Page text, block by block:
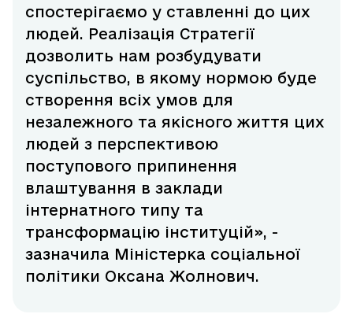
спостерігаємо у ставленні до цих
людей. Реалізація Стратегії
дозволить нам розбудувати
суспільство, в якому нормою буде
створення всіх умов для
незалежного та якісного життя цих
людей з перспективою
поступового припинення
влаштування в заклади
інтернатного типу та
трансформацію інституцій», -
зазначила Міністерка соціальної
політики Оксана Жолнович.